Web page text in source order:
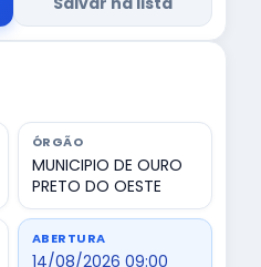
ÓRGÃO
MUNICIPIO DE OURO
PRETO DO OESTE
ABERTURA
14/08/2026 09:00